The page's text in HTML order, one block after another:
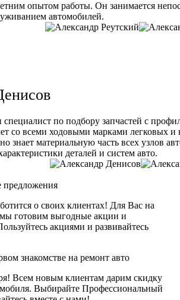
опытом работы. Он занимается
автомобилей.
по подбору запчастей с
со всеми ходовыми марками легковых и
знает материальную часть всех узлов
деталей и систем авто.
о своих клиентах! Для Вас на
готовим выгодные акции и
акциями и развивайтесь
знакомстве на ремонт авто
Всем новым клиентам дарим скидку
Выбирайте Профессиональный